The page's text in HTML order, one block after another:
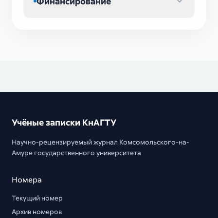
Учёные записки КнАГТУ
Научно-рецензируемый журнал Комсомольского-на-
Амуре государственного университета
Номера
Текущий номер
Архив номеров